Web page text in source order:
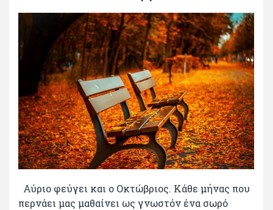
Αύριο φεύγει και ο Οκτώβριος. Κάθε μήνας που
περνάει μας μαθαίνει ως γνωστόν ένα σωρό